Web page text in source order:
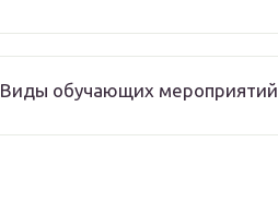
Виды обучающих мероприятий